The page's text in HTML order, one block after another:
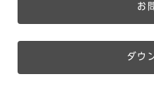
お
ダウ